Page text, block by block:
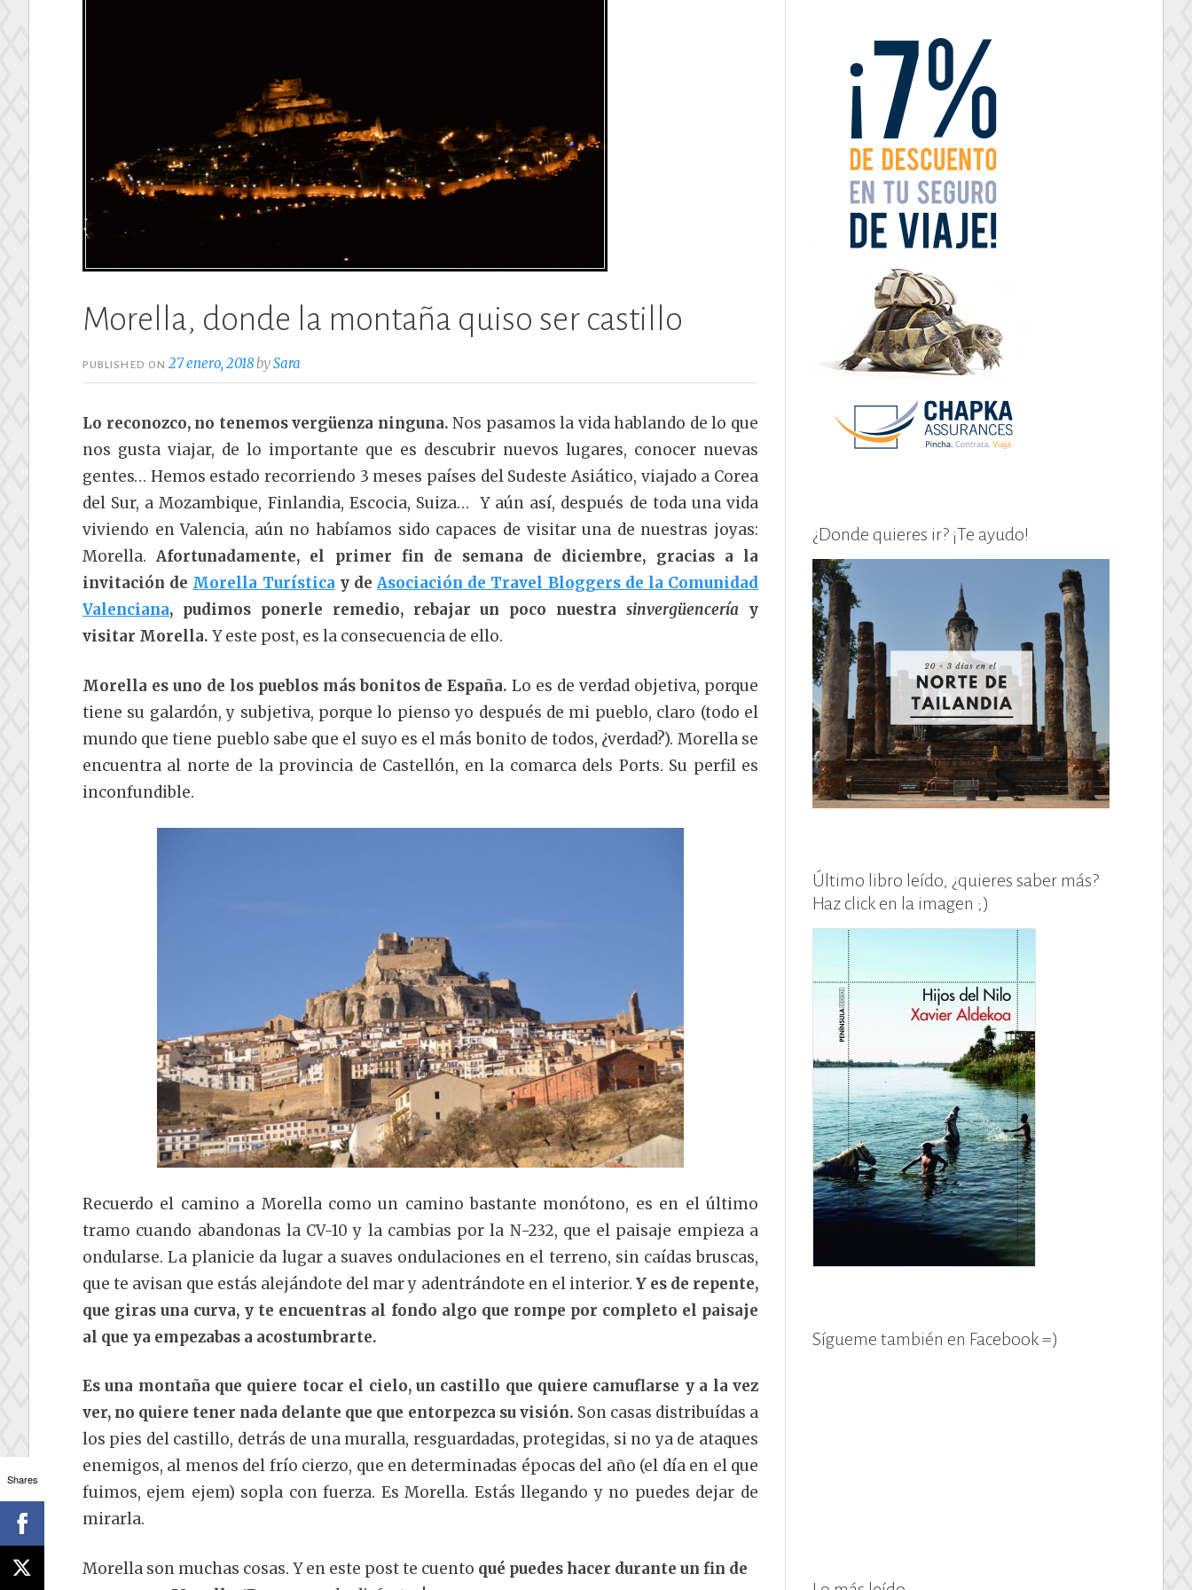
Morella, donde la montaña quiso ser castillo
PUBLISHED ON27 enero, 2018bySara
Lo reconozco, no tenemos vergüenza ninguna. Nos pasamos la vida hablando de lo que
nos gusta viajar, de lo importante que es descubrir nuevos lugares, conocer nuevas
gentes… Hemos estado recorriendo 3 meses países del Sudeste Asiático, viajado a Corea
del Sur, a Mozambique, Finlandia, Escocia, Suiza… Y aún así, después de toda una vida
viviendo en Valencia, aún no habíamos sido capaces de visitar una de nuestras joyas:
Morella.Afortunadamente, el primer fin de semana de diciembre, gracias a la
invitación de Morella Turística y deAsociación de Travel Bloggers de la Comunidad
Valenciana, pudimos ponerle remedio, rebajar un poco nuestrasinvergüencería y
visitar Morella. Y este post, es la consecuencia de ello.
Morella es uno de los pueblos más bonitos de España. Lo es de verdad objetiva, porque
tiene su galardón, y subjetiva, porque lo pienso yo después de mi pueblo, claro (todo el
mundo que tiene pueblo sabe que el suyo es el más bonito de todos, ¿verdad?). Morella se
encuentra al norte de la provincia de Castellón, en la comarca dels Ports. Su perfil es
inconfundible.
Recuerdo el camino a Morella como un camino bastante monótono, es en el último
tramo cuando abandonas la CV-10 y la cambias por la N-232, que el paisaje empieza a
ondularse. La planicie da lugar a suaves ondulaciones en el terreno, sin caídas bruscas,
que te avisan que estás alejándote del mar y adentrándote en el interior. Y es de repente,
que giras una curva, y te encuentras al fondo algo que rompe por completo el paisaje
al que ya empezabas a acostumbrarte.
Es una montaña que quiere tocar el cielo, un castillo que quiere camuflarse y a la vez
ver, no quiere tener nada delante que que entorpezca su visión. Son casas distribuídas a
los pies del castillo, detrás de una muralla, resguardadas, protegidas, si no ya de ataques
enemigos, al menos del frío cierzo, que en determinadas épocas del año (el día en el que
fuimos, ejem ejem) sopla con fuerza. Es Morella. Estás llegando y no puedes dejar de
mirarla.
Morella son muchas cosas. Y en este post te cuento qué puedes hacer durante un fin de
¿Donde quieres ir? ¡Te ayudo!
Último libro leído, ¿quieres saber más?
Haz click en la imagen ;)
Sígueme también en Facebook =)
Shares